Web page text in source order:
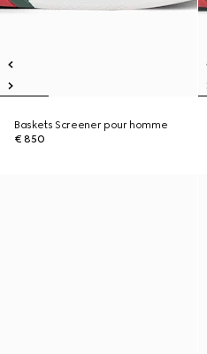
Baskets Screener pour homme
€ 850